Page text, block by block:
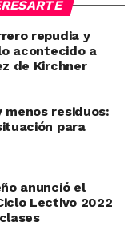
repudia y
acontecido a
de Kirchner
residuos:
para
anunció el
Lectivo 2022